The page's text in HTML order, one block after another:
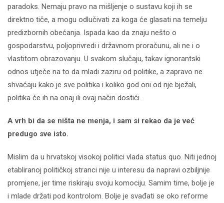
paradoks. Nemaju pravo na mišljenje o sustavu koji ih se
direktno tiče, a mogu odlučivati za koga će glasati na temelju
predizbornih obećanja. Ispada kao da znaju nešto o
gospodarstvu, poljoprivredi i državnom proračunu, ali ne i o
vlastitom obrazovanju. U svakom slučaju, takav ignorantski
odnos utječe na to da mladi zaziru od politike, a zapravo ne
shvaćaju kako je sve politika i koliko god oni od nje bježali,
politika će ih na onaj ili ovaj način dostići.
A vrh bi da se ništa ne menja, i sam si rekao da je već
predugo sve isto.
Mislim da u hrvatskoj visokoj politici vlada status quo. Niti jednoj
etabliranoj političkoj stranci nije u interesu da napravi ozbiljnije
promjene, jer time riskiraju svoju komociju. Samim time, bolje je
i mlade držati pod kontrolom. Bolje je svađati se oko reforme